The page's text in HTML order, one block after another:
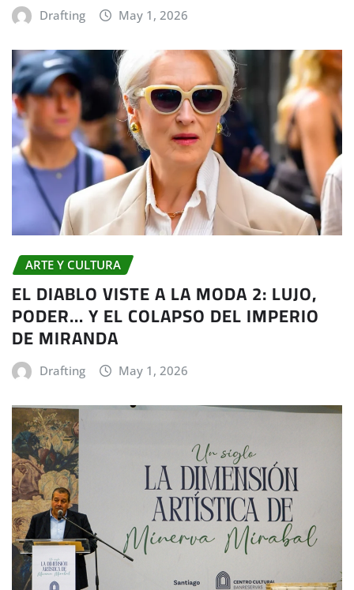
Drafting May 1, 2026
ARTE Y CULTURA
EL DIABLO VISTE A LA MODA 2: LUJO,
PODER… Y EL COLAPSO DEL IMPERIO
DE MIRANDA
Drafting May 1, 2026